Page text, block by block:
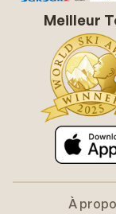
Meilleur
À